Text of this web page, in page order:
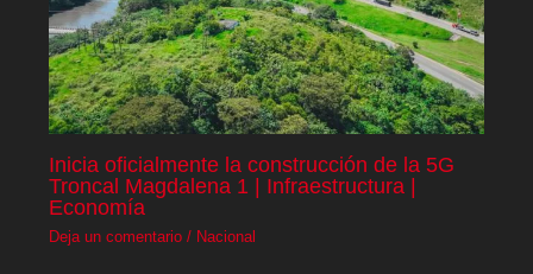
Inicia oficialmente la construcción de la 5G
Troncal Magdalena 1 | Infraestructura |
Economía
Deja un comentario / Nacional